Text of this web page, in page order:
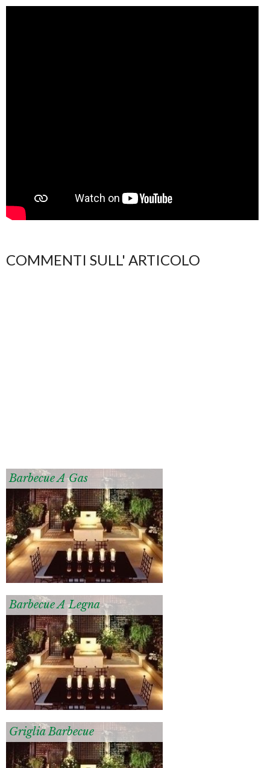
COMMENTI SULL' ARTICOLO
Barbecue A Gas
Barbecue A Legna
Griglia Barbecue